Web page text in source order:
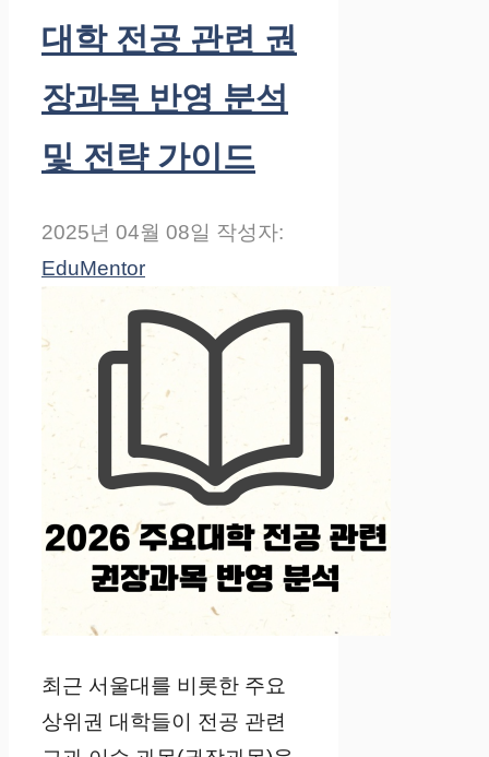
대학 전공 관련 권
장과목 반영 분석
및 전략 가이드
2025년 04월 08일 작성자:
EduMentor
최근 서울대를 비롯한 주요
상위권 대학들이 전공 관련